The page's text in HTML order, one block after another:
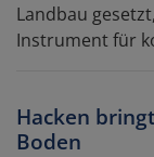
Landbau
Instrument für
Hacken
Boden